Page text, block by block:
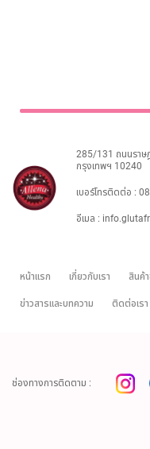
285/131 ถนนราษ
กรุงเทพฯ 10240
เบอร์โทรติดต่อ :
อีเมล :
หน้าแรก เกี่ยวกับเรา สินค้
ข่าวสารและบทความ
ติดต่อเรา
ช่องทางการติดตาม :